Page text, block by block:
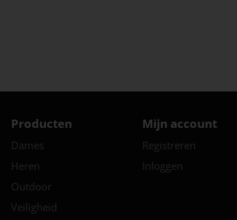
Producten
Dames
Heren
Outdoor
Veiligheid
Mijn account
Registreren
Inloggen